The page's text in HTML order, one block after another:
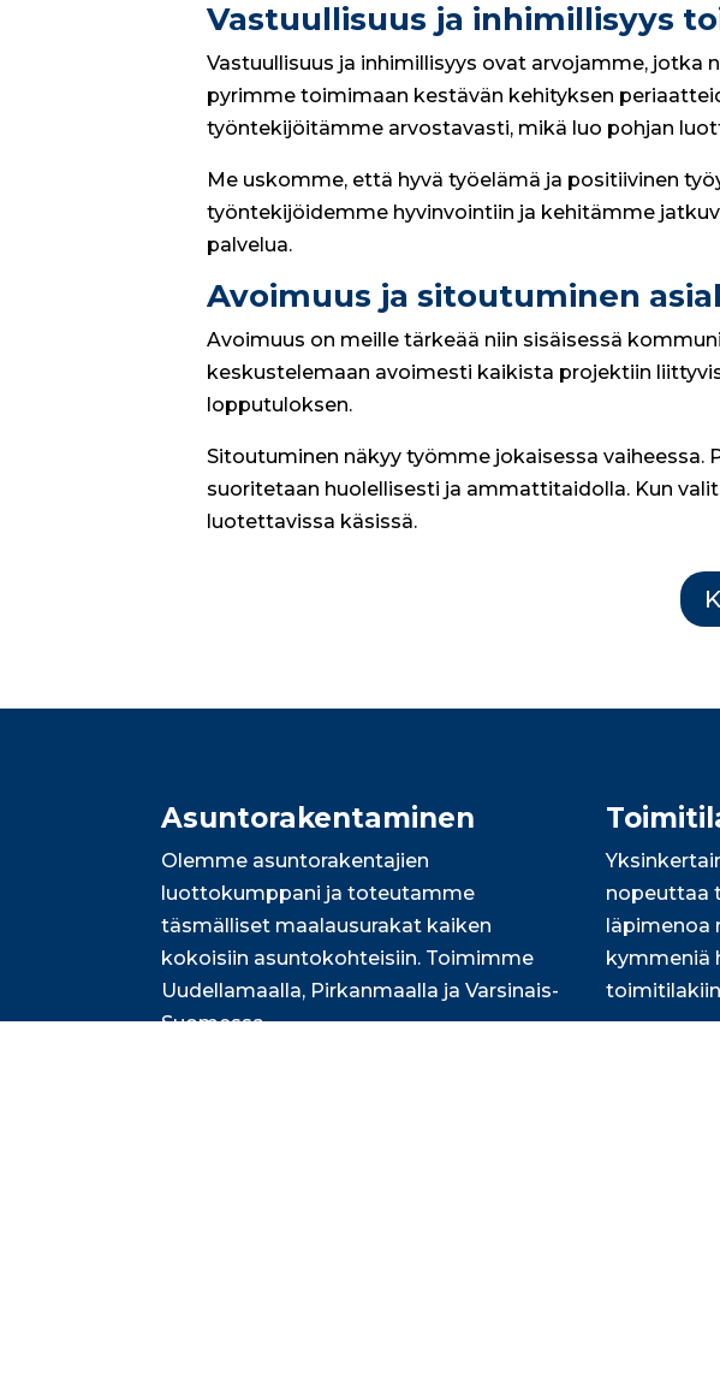
Vastuullisuus ja inhimillisyys
Vastuullisuus ja inhimillisyys ovat arvojamme,
pyrimme toimimaan kestävän kehityksen
työntekijöitämme arvostavasti, mikä luo pohjan
Me uskomme, että hyvä työelämä ja positiivinen
työntekijöidemme hyvinvointiin ja kehitämme
palvelua.
Avoimuus ja sitoutuminen
Avoimuus on meille tärkeää niin sisäisessä
keskustelemaan avoimesti kaikista projektiin
lopputuloksen.
Sitoutuminen näkyy työmme jokaisessa
suoritetaan huolellisesti ja ammattitaidolla. Kun
luotettavissa käsissä.
Asunto­rakentaminen
Olemme asuntorakentajien
luottokumppani ja toteutamme
täsmälliset maalausurakat kaiken
kokoisiin asuntokohteisiin. Toimimme
Uudellamaalla, Pirkanmaalla ja Varsinais-
Suomessa.
nopeuttaa
kymmeniä